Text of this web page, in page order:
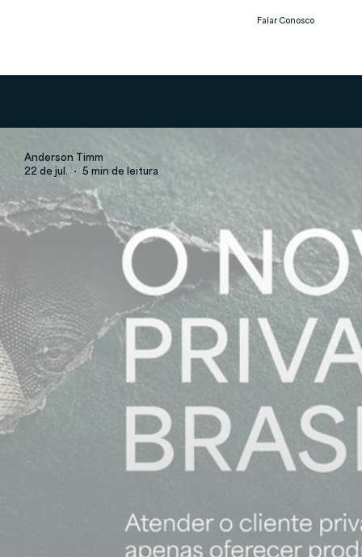
Falar Conosco
Anderson Timm
22 de jul.
5 min de leitura